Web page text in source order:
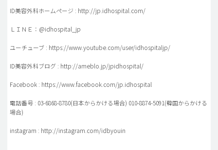
ID美容外科ホームページ : http://jp.idhospital.com/
ＬＩＮＥ：@idhospital_jp
ユーチューブ : https://www.youtube.com/user/idhospitaljp/
ID美容外科ブログ : http://ameblo.jp/jpidhospital/
Facebook : https://www.facebook.com/jp.idhospital
電話番号 : 03-6868-8780(日本からかける場合) 010-8874-5091(韓国からかける
場合)
instagram : http://instagram.com/idbyouin